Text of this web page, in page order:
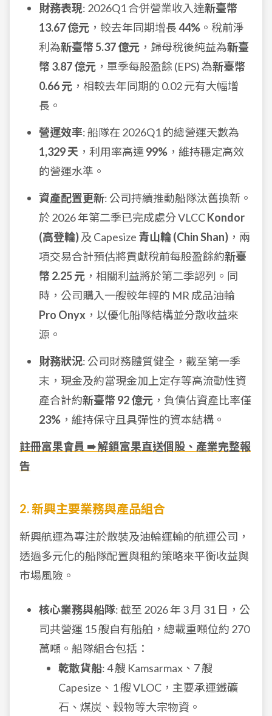
財務表現: 2026Q1 合併營業收入達新臺幣
13.67 億元 ，較去年同期增長44% 。稅前淨
利為新臺幣 5.37 億元 ，歸母稅後純益為新臺
幣 3.87 億元 ，單季每股盈餘 (EPS) 為新臺幣
0.66 元 ，相較去年同期的 0.02 元有大幅增
長。
營運效率: 船隊在 2026Q1 的總營運天數為
1,329 天 ，利用率高達 99% ，維持穩定高效
的營運水準。
資產配置更新: 公司持續推動船隊汰舊換新。
於 2026 年第二季已完成處分 VLCCKondor
(高登輪)及 Capesize 青山輪 (Chin Shan) ，兩
項交易合計預估將貢獻稅前每股盈餘約新臺
幣 2.25 元 ，相關利益將於第二季認列。同
時，公司購入一艘較年輕的 MR 成品油輪
Pro Onyx ，以優化船隊結構並分散收益來
源。
財務狀況: 公司財務體質健全，截至第一季
末，現金及約當現金加上定存等高流動性資
產合計約新臺幣 92 億元 ，負債佔資產比率僅
23% ，維持保守且具彈性的資本結構。
註冊富果會員 ➠ 解鎖富果直送個股、產業完整報
告
2. 新興主要業務與產品組合
新興航運為專注於散裝及油輪運輸的航運公司，
透過多元化的船隊配置與租約策略來平衡收益與
市場風險。
核心業務與船隊: 截至 2026 年 3 月 31 日，公
司共營運 15 艘自有船舶，總載重噸位約 270
萬噸。船隊組合包括：
乾散貨船: 4 艘 Kamsarmax、7 艘
Capesize、1 艘 VLOC，主要承運鐵礦
石、煤炭、穀物等大宗物資。